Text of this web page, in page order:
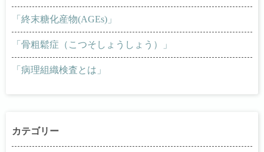
「終末糖化産物(AGEs)」
「骨粗鬆症（こつそしょうしょう）」
「病理組織検査とは」